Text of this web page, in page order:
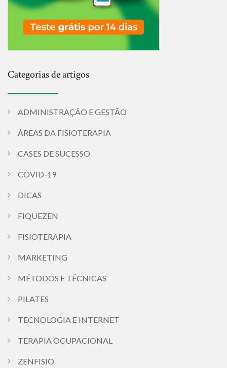
Categorias de artigos
ADMINISTRAÇÃO E GESTÃO
ÁREAS DA FISIOTERAPIA
CASES DE SUCESSO
COVID-19
DICAS
FIQUEZEN
FISIOTERAPIA
MARKETING
MÉTODOS E TÉCNICAS
PILATES
TECNOLOGIA E INTERNET
TERAPIA OCUPACIONAL
ZENFISIO